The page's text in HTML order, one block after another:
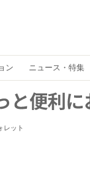
ン ニュース・特集
レット